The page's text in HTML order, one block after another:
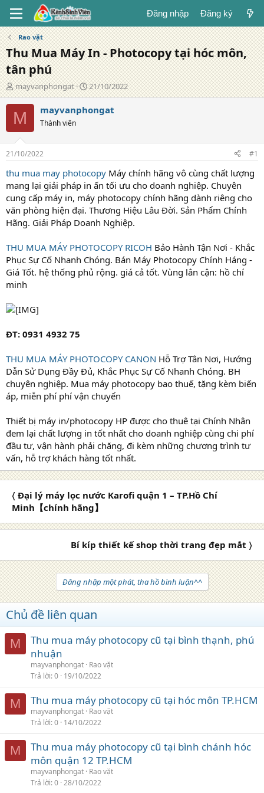
Đăng nhập Đăng ký
Rao vặt
Thu Mua Máy In - Photocopy tại hóc môn,
tân phú
T
á
c
g
ả
mayvanphongat
N
g
à
g
21/10/2022
M mayvanphongat
Thành viên
21/10/2022 #1
thu mua may photocopy Máy chính hãng vô cùng chất lượng
mang lại giải pháp in ấn tối ưu cho doanh nghiệp. Chuyên
cung cấp máy in, máy photocopy chính hãng dành riêng cho
văn phòng hiện đại. Thương Hiệu Lâu Đời. Sản Phẩm Chính
Hãng. Giải Pháp Doanh Nghiệp.
THU MUA MÁY PHOTOCOPY RICOH Bảo Hành Tận Nơi - Khắc
Phục Sự Cố Nhanh Chóng. Bán Máy Photocopy Chính Háng -
Giá Tốt. hệ thống phủ rộng. giá cả tốt. Vùng lân cận: hồ chí
minh
ĐT: 0931 4932 75
THU MUA MÁY PHOTOCOPY CANON Hỗ Trợ Tân Nơi, Hướng
Dẫn Sử Dụng Đầy Đủ, Khắc Phục Sự Cố Nhanh Chóng. BH
chuyên nghiệp. Mua máy photocopy bao thuế, tặng kèm biến
áp, miễn phí phí vận chuyển
Thiết bị máy in/photocopy HP được cho thuê tại Chính Nhân
đem lại chất lượng in tốt nhất cho doanh nghiệp cùng chi phí
đầu tư, vận hành phải chăng, đi kèm những chương trình tư
vấn, hỗ trợ khách hàng tốt nhất.
〈 Đại lý máy lọc nước Karofi quận 1 – TP.Hồ Chí
Minh【chính hãng】
Bí kíp thiết kế shop thời trang đẹp mắt 〉
Đăng nhập một phát, tha hồ bình luận^^
Chủ đề liên quan
M
Thu mua máy photocopy cũ tại bình thạnh, phú
nhuận
mayvanphongat Rao vặt
Trả lời 0 19/10/2022
M Thu mua máy photocopy cũ tại hóc môn TP.HCM
mayvanphongat Rao vặt
Trả lời 0 14/10/2022
M
Thu mua máy photocopy cũ tại bình chánh hóc
môn quận 12 TP.HCM
mayvanphongat Rao vặt
Trả lời 0 28/10/2022